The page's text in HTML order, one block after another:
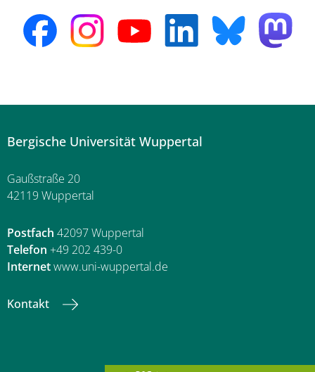
Bergische Universität Wuppertal
Gaußstraße 20
42119 Wuppertal
Postfach 42097 Wuppertal
Telefon +49 202 439-0
Internetwww.uni-wuppertal.de
Kontakt